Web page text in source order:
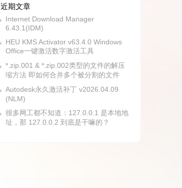
近期文章
Internet Download Manager
6.43.1(IDM)
HEU KMS Activator v63.4.0 Windows
Office一键激活数字激活工具
*.zip.001 & *.zip.002类型的文件的解压
缩方法 即如何合并多个被分割的文件
Autodesk永久激活补丁 v2026.04.09
(NLM)
很多网工都不知道：127.0.0.1 是本地地
址，那 127.0.0.2 到底是干嘛的？